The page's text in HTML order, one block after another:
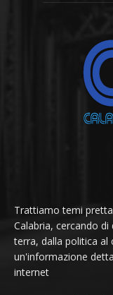
Trattiamo temi
Calabria, cercando
terra, dalla politica al
un'informazione
internet